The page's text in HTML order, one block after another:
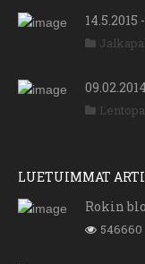
LUETUIMMAT
Rokin
546660